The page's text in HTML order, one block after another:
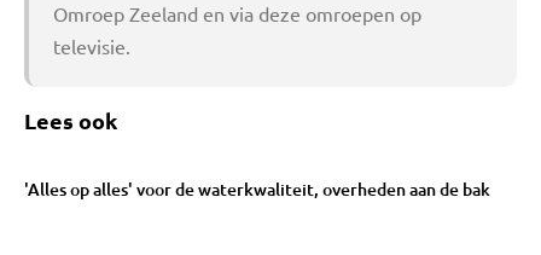
Omroep Zeeland en via deze omroepen op
televisie.
Lees ook
'Alles op alles' voor de waterkwaliteit, overheden aan de bak